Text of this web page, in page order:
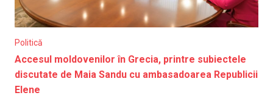
Politică
Accesul moldovenilor în Grecia, printre subiectele
discutate de Maia Sandu cu ambasadoarea Republicii
Elene